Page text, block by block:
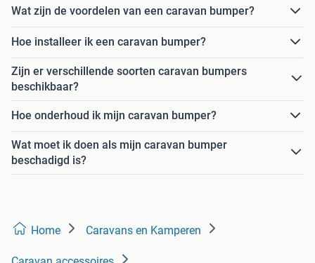
Wat zijn de voordelen van een caravan bumper?
Hoe installeer ik een caravan bumper?
Zijn er verschillende soorten caravan bumpers
beschikbaar?
Hoe onderhoud ik mijn caravan bumper?
Wat moet ik doen als mijn caravan bumper
beschadigd is?
Home Caravans en Kamperen